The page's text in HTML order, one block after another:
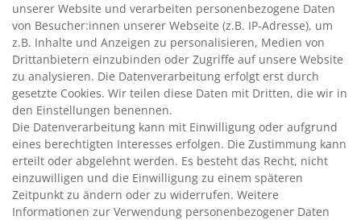
>
HANDPUMPEN FÜR ÖLE
>
TANKANLAGEN
>
ADBLUE® BETANKUNG
INFORMATIONEN
>
FAQ
>
VERTRAG WIDERRUFEN
>
WIDERRUFSRECHT
unserer Website und verarbeiten personenbezogene Daten
von Besucher:innen unserer Webseite (z.B. IP-Adresse), um
z.B. Inhalte und Anzeigen zu personalisieren, Medien von
Drittanbietern einzubinden oder Zugriffe auf unsere Website
zu analysieren. Die Datenverarbeitung erfolgt erst durch
gesetzte Cookies. Wir teilen diese Daten mit Dritten, die wir in
den Einstellungen benennen.
Die Datenverarbeitung kann mit Einwilligung oder aufgrund
eines berechtigten Interesses erfolgen. Die Zustimmung kann
erteilt oder abgelehnt werden. Es besteht das Recht, nicht
einzuwilligen und die Einwilligung zu einem späteren
Zeitpunkt zu ändern oder zu widerrufen. Weitere
Informationen zur Verwendung personenbezogener Daten